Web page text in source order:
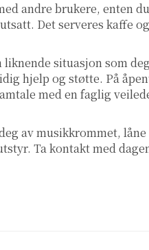
andre brukere, enten
Det serveres kaffe
liknende situasjon som
hjelp og støtte. På
med en faglig
av musikkrommet,
Ta kontakt med